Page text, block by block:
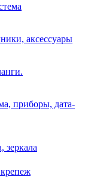
аксессуары
приборы, дата-
зеркала